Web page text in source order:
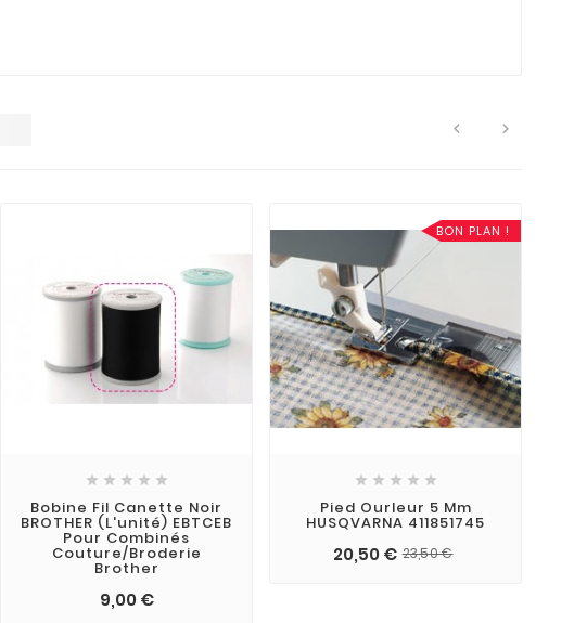
 
    
Bobine Fil Canette Noir
BROTHER (l'unité) EBTCEB
Pour Combinés
Couture/broderie
Brother
9,00 €
BON PLAN !
    
Pied Ourleur 5 Mm
HUSQVARNA 411851745
20,50 € 23,50 €